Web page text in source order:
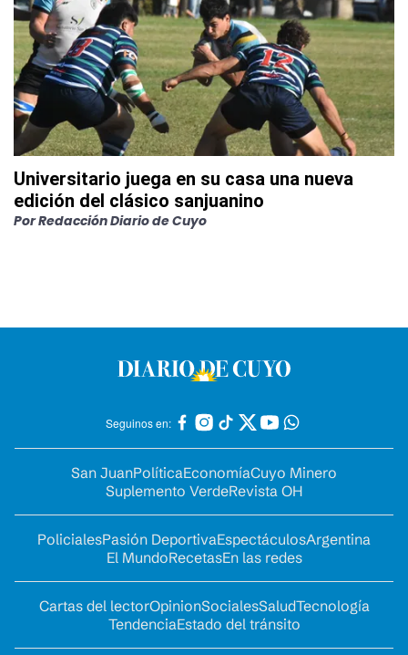
Universitario juega en su casa una nueva
edición del clásico sanjuanino
PorRedacción Diario de Cuyo
Seguinos en:
San JuanPolíticaEconomíaCuyo Minero
Suplemento VerdeRevista OH
PolicialesPasión DeportivaEspectáculosArgentina
El MundoRecetasEn las redes
Cartas del lectorOpinionSocialesSaludTecnología
TendenciaEstado del tránsito